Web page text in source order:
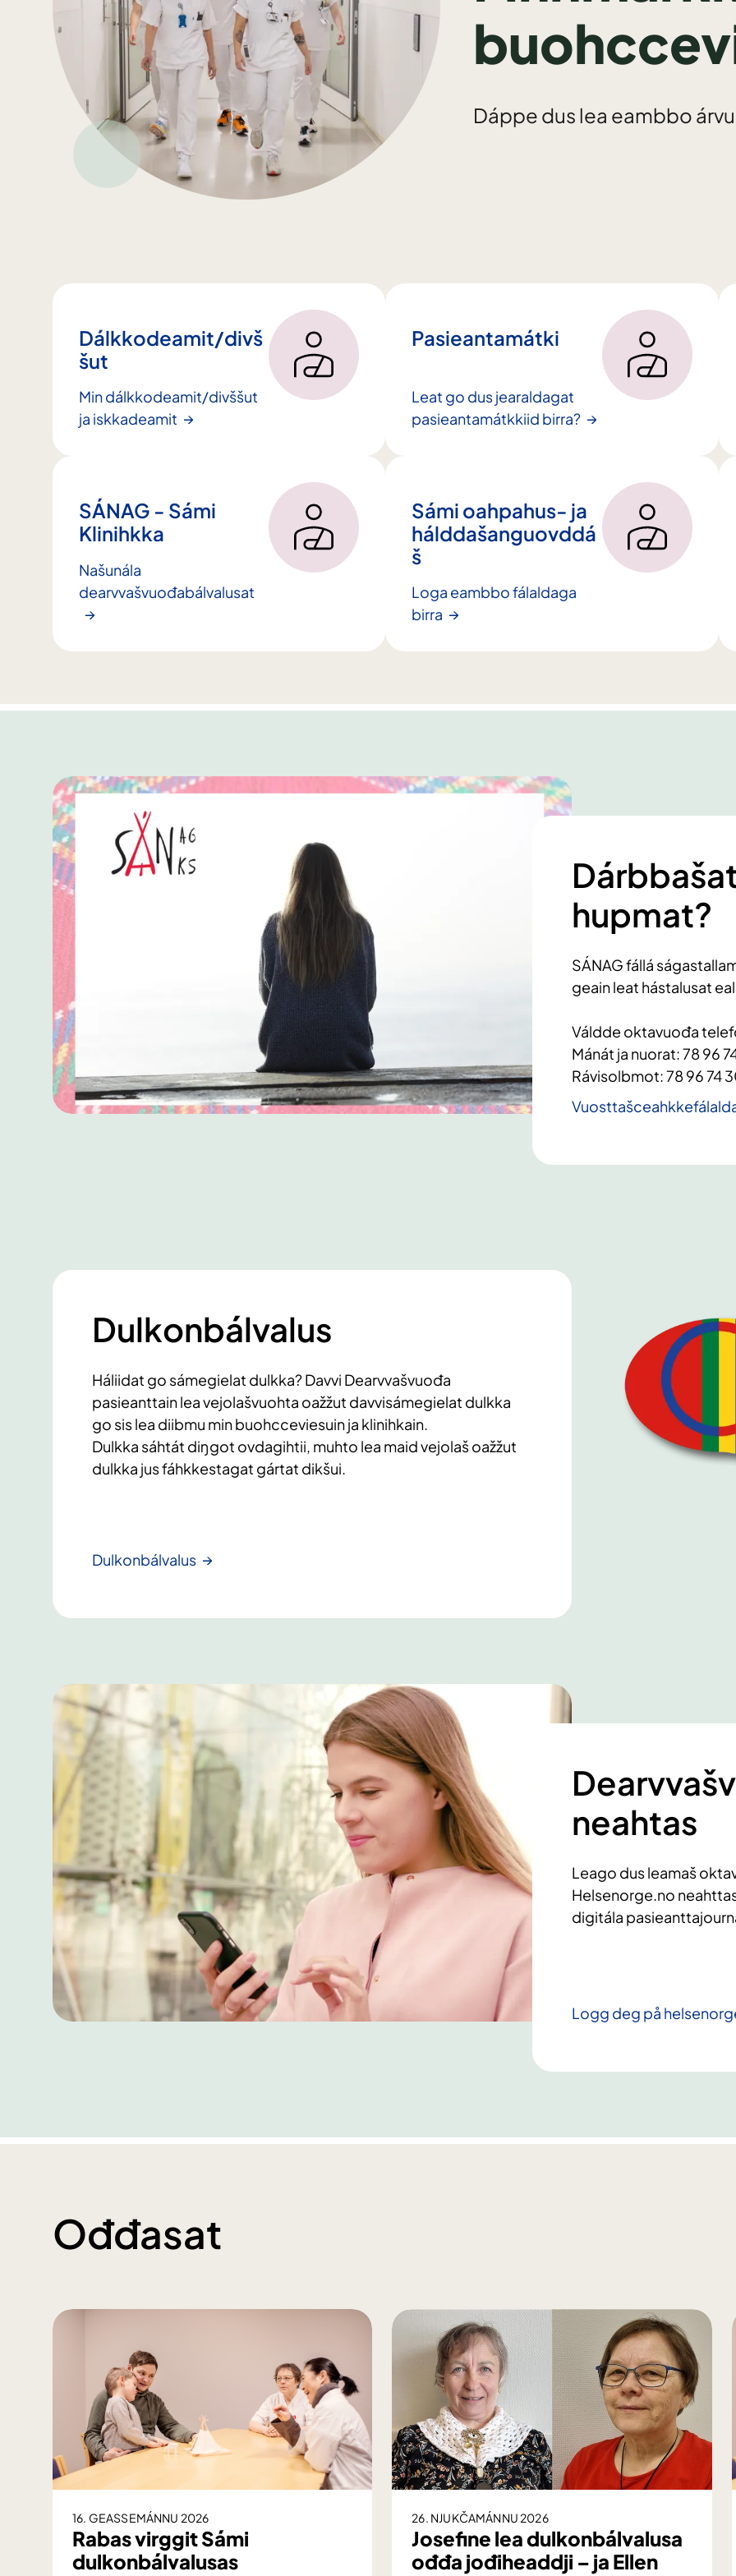
Dáppe dus lea eambbo
Dálkkodeamit/divš
šut
Min dálkkodeamit/divššut
ja iskkadeamit
Pasieantamátki
Leat go dus jearaldagat
pasieantamátkkiid birra?
SÁNAG - Sámi
Klinihkka
Našunála
dearvvašvuođabálvalusat
Sámi oahpahus- ja
hálddašanguovddá
š
Loga eambbo fálaldaga
birra
hupmat?
SÁNAG fállá
geain leat hástalusat
Váldde oktavuođa
Mánát ja nuorat: 78 96
Rávisolbmot: 78 96 74
Dulkonbálvalus
Háliidat go sámegielat dulkka? Davvi Dearvvašvuođa
pasieanttain lea vejolašvuohta oažžut davvisámegielat dulkka
go sis lea diibmu min buohcceviesuin ja klinihkain.
Dulkka sáhtát diŋgot ovdagihtii, muhto lea maid vejolaš oažžut
dulkka jus fáhkkestagat gártat dikšui.
Dulkonbálvalus
neahtas
Leago dus leamaš
Helsenorge.no
digitála
Logg deg på
Ođđasat
16. GEASSEMÁNNU 2026
Rabas virggit Sámi
dulkonbálvalusas
26. NJUKČAMÁNNU 2026
Josefine lea dulkonbálvalusa
ođđa jođiheaddji – ja Ellen